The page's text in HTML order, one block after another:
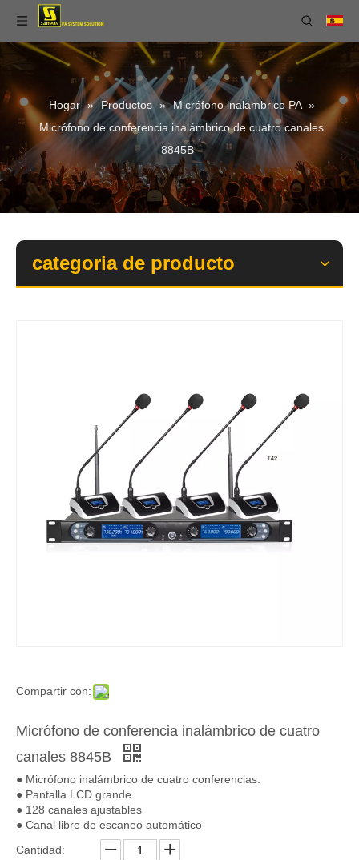
Hogar » Productos » Micrófono inalámbrico PA »
Micrófono de conferencia inalámbrico de cuatro canales
8845B
categoria de producto
Compartir con:
Micrófono de conferencia inalámbrico de cuatro
canales 8845B
● Micrófono inalámbrico de cuatro conferencias.
● Pantalla LCD grande
● 128 canales ajustables
● Canal libre de escaneo automático
Cantidad: